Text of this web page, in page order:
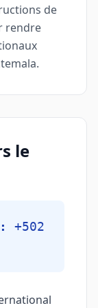
de
rendre
le
+502